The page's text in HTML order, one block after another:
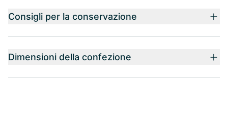
Consigli per la conservazione
Dimensioni della confezione